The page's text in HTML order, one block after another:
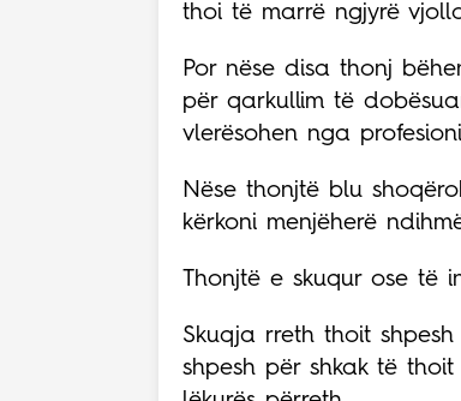
thoi të marrë ngjyrë
Por nëse disa thonj
për qarkullim të
vlerësohen nga
Nëse thonjtë blu
kërkoni menjëherë
Thonjtë e skuqur ose të
Skuqja rreth thoit
shpesh për shkak të